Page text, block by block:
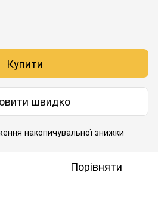
Купити
швидко
накопичувальної знижки
Порівняти